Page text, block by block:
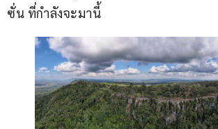
ซั่น ที่กำลังจะมานี้